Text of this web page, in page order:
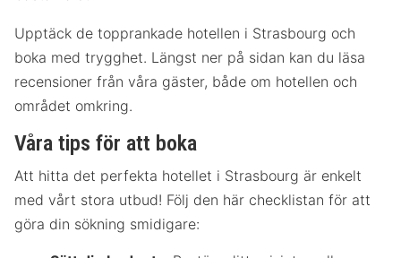
Upptäck de topprankade hotellen i Strasbourg och
boka med trygghet. Längst ner på sidan kan du läsa
recensioner från våra gäster, både om hotellen och
området omkring.
Våra tips för att boka
Att hitta det perfekta hotellet i Strasbourg är enkelt
med vårt stora utbud! Följ den här checklistan för att
göra din sökning smidigare: